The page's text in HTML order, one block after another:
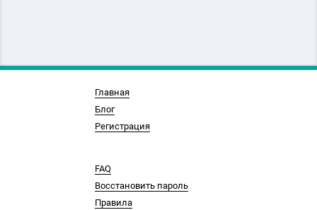
Главная
Блог
Регистрация
FAQ
Восстановить пароль
Правила